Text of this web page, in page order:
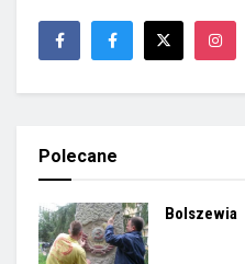
Polecane
Bolszewia